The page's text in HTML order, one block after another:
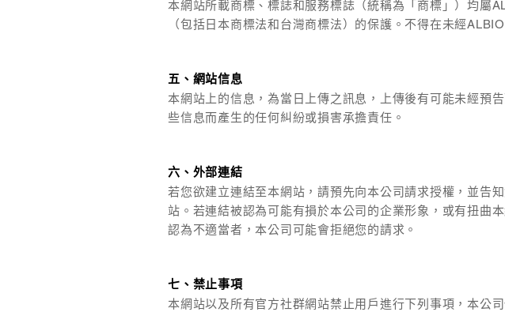
本網站所載商標、標誌和服務標誌（統稱為「商標」）均屬
（包括日本商標法和台灣商標法）的保護。不得在未經
五、網站信息
本網站上的信息，為當日上傳之訊息，上傳後有可能未經預
些信息而產生的任何糾紛或損害承擔責任。
六、外部連結
若您欲建立連結至本網站，請預先向本公司請求授權，並告
站。若連結被認為可能有損於本公司的企業形象，或有扭曲
認為不適當者，本公司可能會拒絕您的請求。
七、禁止事項
本網站以及所有官方社群網站禁止用戶進行下列事項，本公